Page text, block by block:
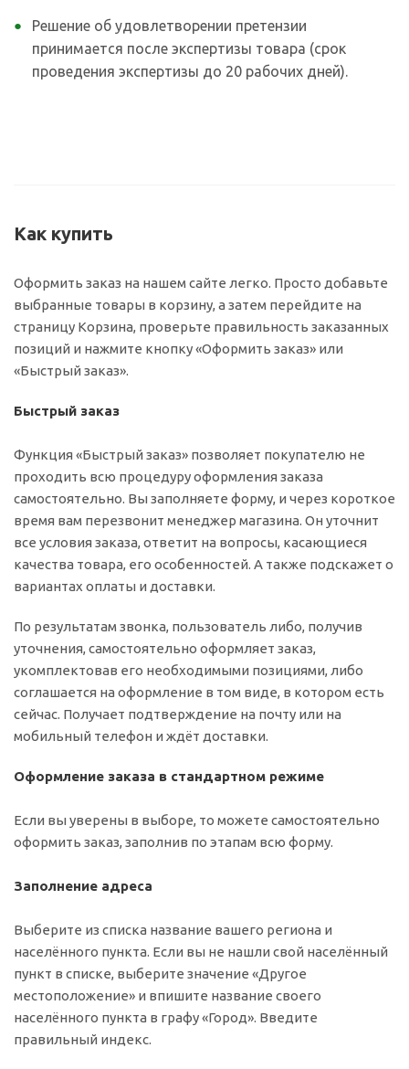
Решение об удовлетворении претензии
принимается после экспертизы товара (срок
проведения экспертизы до 20 рабочих дней).
Как купить
Оформить заказ на нашем сайте легко. Просто добавьте
выбранные товары в корзину, а затем перейдите на
страницу Корзина, проверьте правильность заказанных
позиций и нажмите кнопку «Оформить заказ» или
«Быстрый заказ».
Быстрый заказ
Функция «Быстрый заказ» позволяет покупателю не
проходить всю процедуру оформления заказа
самостоятельно. Вы заполняете форму, и через короткое
время вам перезвонит менеджер магазина. Он уточнит
все условия заказа, ответит на вопросы, касающиеся
качества товара, его особенностей. А также подскажет о
вариантах оплаты и доставки.
По результатам звонка, пользователь либо, получив
уточнения, самостоятельно оформляет заказ,
укомплектовав его необходимыми позициями, либо
соглашается на оформление в том виде, в котором есть
сейчас. Получает подтверждение на почту или на
мобильный телефон и ждёт доставки.
Оформление заказа в стандартном режиме
Если вы уверены в выборе, то можете самостоятельно
оформить заказ, заполнив по этапам всю форму.
Заполнение адреса
Выберите из списка название вашего региона и
населённого пункта. Если вы не нашли свой населённый
пункт в списке, выберите значение «Другое
местоположение» и впишите название своего
населённого пункта в графу «Город». Введите
правильный индекс.